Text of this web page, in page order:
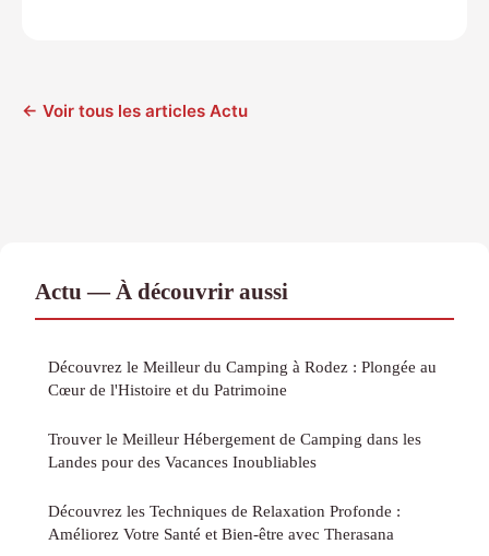
← Voir tous les articles Actu
Actu — À découvrir aussi
Découvrez le Meilleur du Camping à Rodez : Plongée au
Cœur de l'Histoire et du Patrimoine
Trouver le Meilleur Hébergement de Camping dans les
Landes pour des Vacances Inoubliables
Découvrez les Techniques de Relaxation Profonde :
Améliorez Votre Santé et Bien-être avec Therasana